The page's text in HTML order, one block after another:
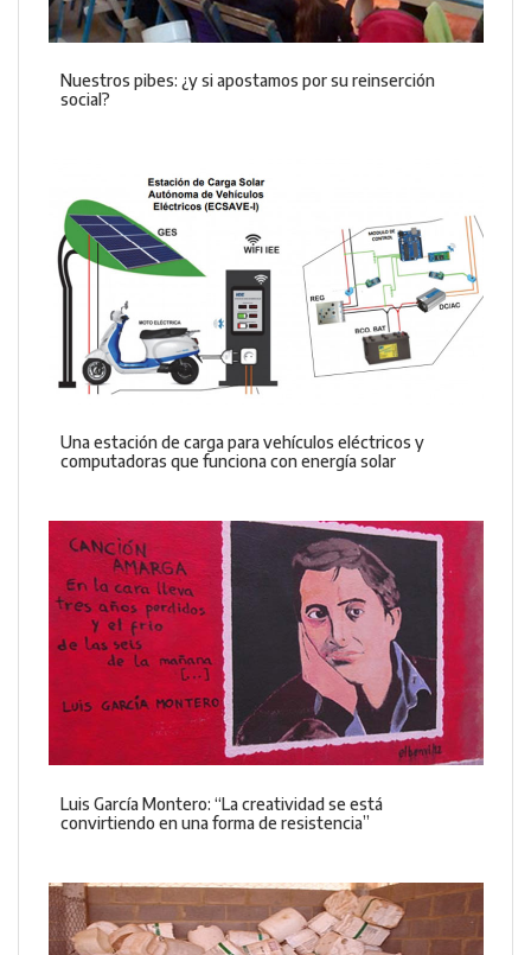
Nuestros pibes: ¿y si apostamos por su reinserción
social?
Una estación de carga para vehículos eléctricos y
computadoras que funciona con energía solar
Luis García Montero: “La creatividad se está
convirtiendo en una forma de resistencia”